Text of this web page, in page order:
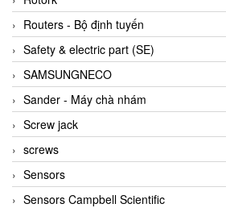
BRONKHORST
Brook Instrument
Brooks Instrument Vietnam
Buhler
BURLING INSTRUMENTS
Burster
BUSCHJOST
Calectro
Routers - Bộ định tuyến
Safety & electric part (SE)
SAMSUNGNECO
Sander - Máy chà nhám
Screw jack
screws
Sensors
Sensors Campbell Scientific